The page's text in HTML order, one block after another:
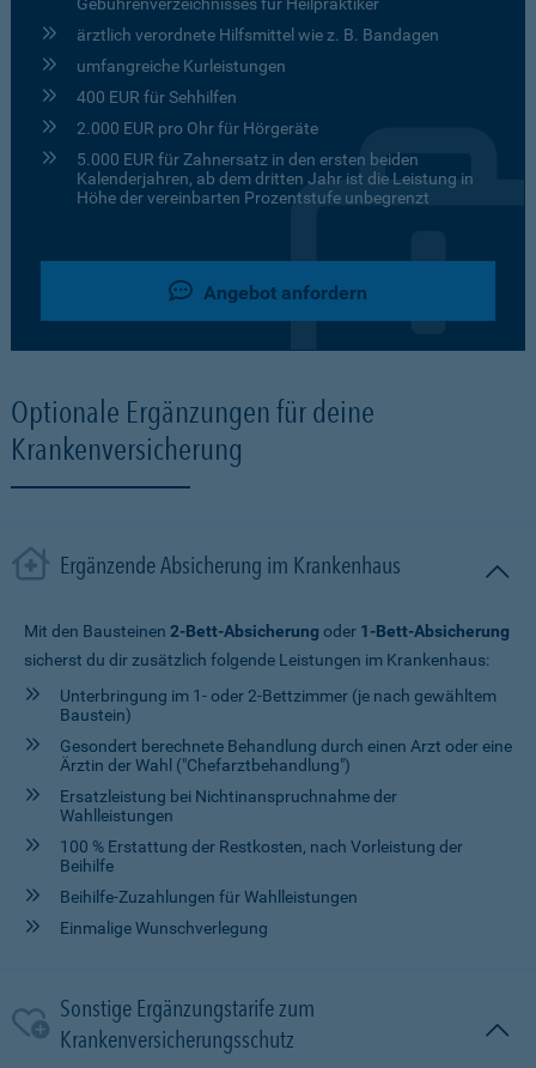
ärztlich verordnete Hilfsmittel wie z. B. Bandagen
umfangreiche Kurleistungen
400 EUR für Sehhilfen
2.000 EUR pro Ohr für Hörgeräte
5.000 EUR für Zahnersatz in den ersten beiden
Kalenderjahren, ab dem dritten Jahr ist die Leistung in
Höhe der vereinbarten Prozentstufe unbegrenzt
Angebot anfordern
Optionale Ergänzungen für deine
Krankenversicherung
Ergänzende Absicherung im Krankenhaus
Mit den Bausteinen 2-Bett-Absicherung oder 1-Bett-Absicherung
sicherst du dir zusätzlich folgende Leistungen im Krankenhaus:
Unterbringung im 1- oder 2-Bettzimmer (je nach gewähltem
Baustein)
Gesondert berechnete Behandlung durch einen Arzt oder eine
Ärztin der Wahl ("Chefarztbehandlung")
Ersatzleistung bei Nichtinanspruchnahme der
Wahlleistungen
100 % Erstattung der Restkosten, nach Vorleistung der
Beihilfe
Beihilfe-Zuzahlungen für Wahlleistungen
Einmalige Wunschverlegung
Sonstige Ergänzungstarife zum
Krankenversicherungsschutz